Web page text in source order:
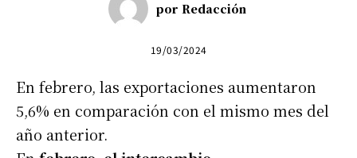
por Redacción
19/03/2024
En febrero, las exportaciones aumentaron
5,6% en comparación con el mismo mes del
año anterior.